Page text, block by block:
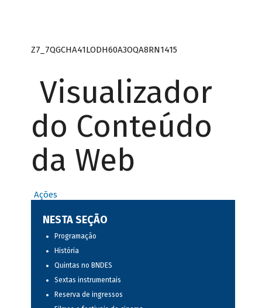
Z7_7QGCHA41LODH60A3OQA8RN1415
Visualizador
do Conteúdo
da Web
Ações
NESTA SEÇÃO
Programação
História
Quintas no BNDES
Sextas instrumentais
Reserva de ingressos